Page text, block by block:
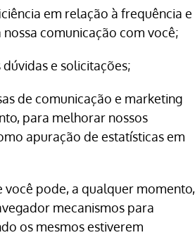
em relação à frequência e
comunicação com você;
e solicitações;
de comunicação e marketing
para melhorar nossos
apuração de estatísticas em
você pode, a qualquer momento,
mecanismos para
os mesmos estiverem